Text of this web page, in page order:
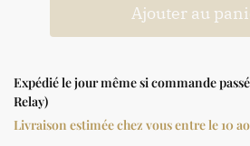
Ajouter au
Expédié le jour même si commande
Relay)
Livraison estimée chez vous entre le 10